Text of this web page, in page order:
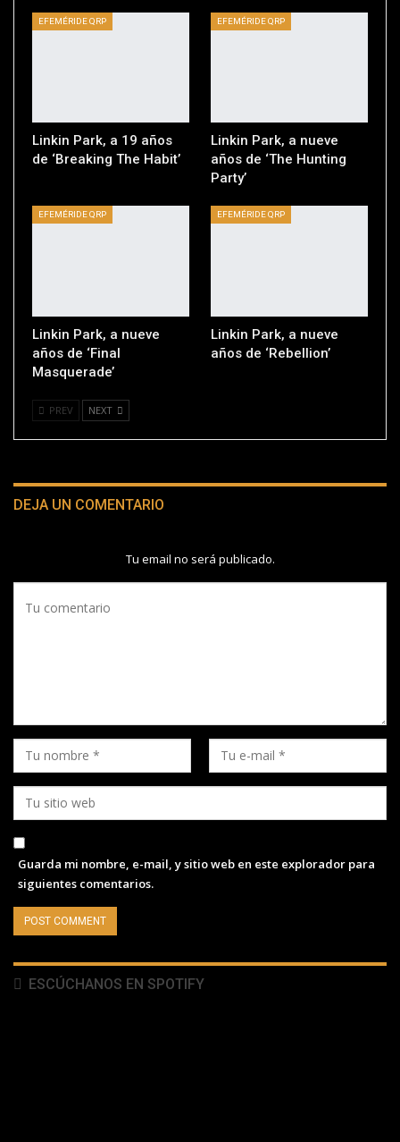
EFEMÉRIDE QRP
Linkin Park, a 19 años
de ‘Breaking The Habit’
EFEMÉRIDE QRP
Linkin Park, a nueve
años de ‘The Hunting
Party’
EFEMÉRIDE QRP
Linkin Park, a nueve
años de ‘Final
Masquerade’
EFEMÉRIDE QRP
Linkin Park, a nueve
años de ‘Rebellion’
PREV NEXT
DEJA UN COMENTARIO
Tu email no será publicado.
Guarda mi nombre, e-mail, y sitio web en este explorador para
siguientes comentarios.
ESCÚCHANOS EN SPOTIFY